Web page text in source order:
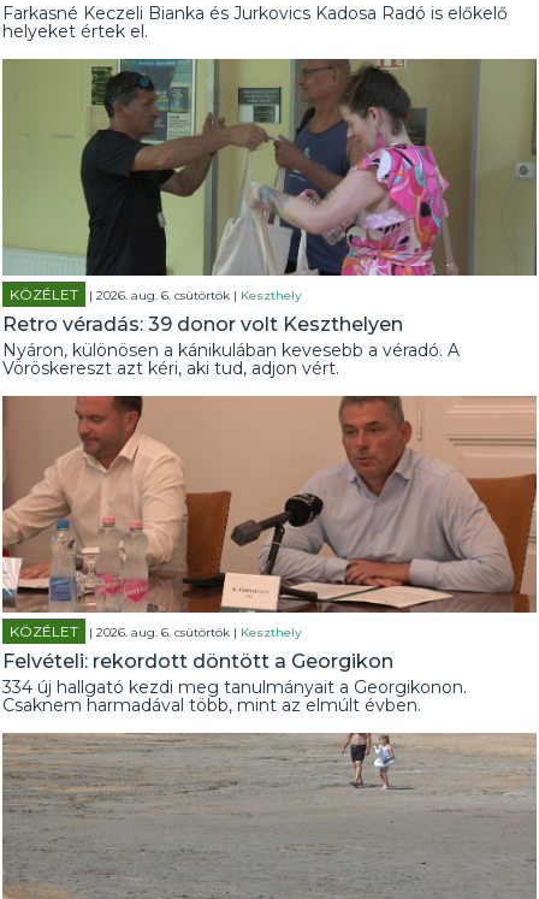
Farkasné Keczeli Bianka és Jurkovics Kadosa Radó is előkelő
helyeket értek el.
KÖZÉLET | 2026. aug. 6. csütörtök | Keszthely
Retro véradás: 39 donor volt Keszthelyen
Nyáron, különösen a kánikulában kevesebb a véradó. A
Vöröskereszt azt kéri, aki tud, adjon vért.
KÖZÉLET | 2026. aug. 6. csütörtök | Keszthely
Felvételi: rekordott döntött a Georgikon
334 új hallgató kezdi meg tanulmányait a Georgikonon.
Csaknem harmadával több, mint az elmúlt évben.